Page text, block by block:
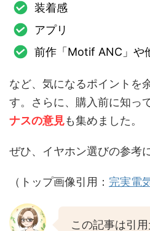
装着感
アプリ
前作「Motif ANC」や
など、気になるポイントを
す。さらに、購入前に知っ
ナスの意見も集めました。
ぜひ、イヤホン選びの参考
（トップ画像引用： 完実電
この記事は引